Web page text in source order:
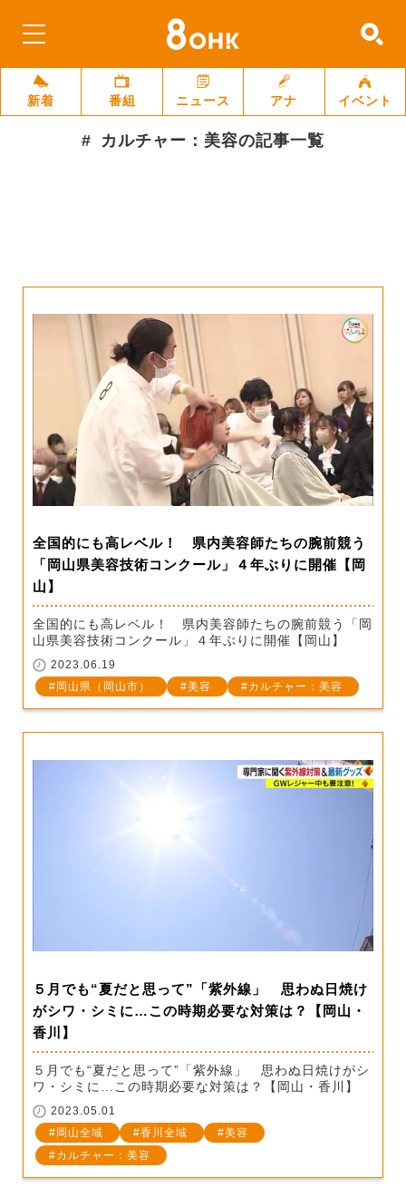
新着 番組 ニュース アナ イベント
カルチャー：美容の記事一覧
全国的にも高レベル！ 県内美容師たちの腕前競う
「岡山県美容技術コンクール」４年ぶりに開催【岡
山】
全国的にも高レベル！ 県内美容師たちの腕前競う「岡
山県美容技術コンクール」４年ぶりに開催【岡山】
2023.06.19
岡山県（岡山市）
美容 カルチャー：美容
５月でも“夏だと思って”「紫外線」 思わぬ日焼け
がシワ・シミに…この時期必要な対策は？【岡山・
香川】
５月でも“夏だと思って”「紫外線」 思わぬ日焼けがシ
ワ・シミに…この時期必要な対策は？【岡山・香川】
2023.05.01
岡山全域
香川全域
美容
カルチャー：美容